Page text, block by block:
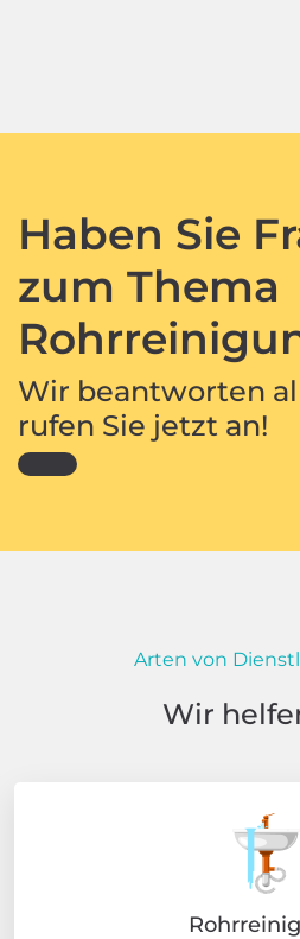
Haben Sie
zum Thema
Wir beantworten
rufen Sie jetzt an!
Arten von
Wir